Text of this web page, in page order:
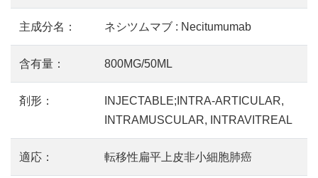
主成分名： ネシツムマブ : Necitumumab
含有量： 800MG/50ML
剤形：
INJECTABLE;INTRA-ARTICULAR,
INTRAMUSCULAR, INTRAVITREAL
適応： 転移性扁平上皮非小細胞肺癌